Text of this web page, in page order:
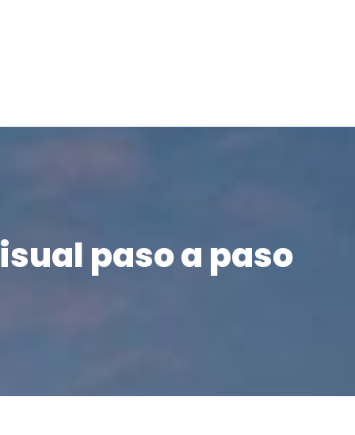
paso a paso